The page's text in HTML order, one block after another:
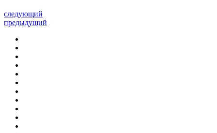
следующий
предыдущий